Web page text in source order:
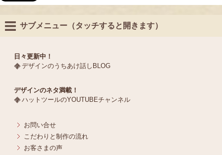
サブメニュー（タッチすると開きます）
日々更新中！
デザインのうちあけ話しBLOG
デザインのネタ満載！
ハットツールのYOUTUBEチャンネル
お問い合せ
こだわりと制作の流れ
お客さまの声